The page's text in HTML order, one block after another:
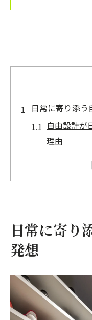
日常に寄り添
自由設計が
理由
ライフス
日常動作を
家族に合わせた
自由設計で
子育て世代
家族の趣味
日常に寄り
発想